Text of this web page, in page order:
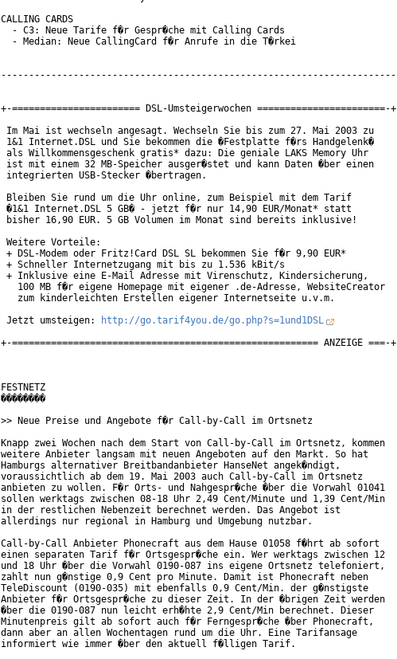
CALLING CARDS
  - C3: Neue Tarife f�r Gespr�che mit Calling Cards
  - Median: Neue CallingCard f�r Anrufe in die T�rkei
-----------------------------------------------------------------------
+-======================= DSL-Umsteigerwochen =======================-+
Im Mai ist wechseln angesagt. Wechseln Sie bis zum 27. Mai 2003 zu
1&1 Internet.DSL und Sie bekommen die �Festplatte f�rs Handgelenk�
als Willkommensgeschenk gratis* dazu: Die geniale LAKS Memory Uhr
ist mit einem 32 MB-Speicher ausger�stet und kann Daten �ber einen
integrierten USB-Stecker �bertragen.
Bleiben Sie rund um die Uhr online, zum Beispiel mit dem Tarif
�1&1 Internet.DSL 5 GB� - jetzt f�r nur 14,90 EUR/Monat* statt
bisher 16,90 EUR. 5 GB Volumen im Monat sind bereits inklusive!
Weitere Vorteile:
+ DSL-Modem oder Fritz!Card DSL SL bekommen Sie f�r 9,90 EUR*
+ Schneller Internetzugang mit bis zu 1.536 kBit/s
+ Inklusive eine E-Mail Adresse mit Virenschutz, Kindersicherung,
   100 MB f�r eigene Homepage mit eigener .de-Adresse, WebsiteCreator
   zum kinderleichten Erstellen eigener Internetseite u.v.m.
Jetzt umsteigen:
http://go.tarif4you.de/go.php?s=1und1DSL
+-======================================================= ANZEIGE ===-+
FESTNETZ
��������
>> Neue Preise und Angebote f�r Call-by-Call im Ortsnetz
Knapp zwei Wochen nach dem Start von Call-by-Call im Ortsnetz, kommen
weitere Anbieter langsam mit neuen Angeboten auf den Markt. So hat
Hamburgs alternativer Breitbandanbieter HanseNet angek�ndigt,
voraussichtlich ab dem 19. Mai 2003 auch Call-by-Call im Ortsnetz
anbieten zu wollen. F�r Orts- und Nahgespr�che �ber die Vorwahl 01041
sollen werktags zwischen 08-18 Uhr 2,49 Cent/Minute und 1,39 Cent/Min
in der restlichen Nebenzeit berechnet werden. Das Angebot ist
allerdings nur regional in Hamburg und Umgebung nutzbar.
Call-by-Call Anbieter Phonecraft aus dem Hause 01058 f�hrt ab sofort
einen separaten Tarif f�r Ortsgespr�che ein. Wer werktags zwischen 12
und 18 Uhr �ber die Vorwahl 0190-087 ins eigene Ortsnetz telefoniert,
zahlt nun g�nstige 0,9 Cent pro Minute. Damit ist Phonecraft neben
TeleDiscount (0190-035) mit ebenfalls 0,9 Cent/Min. der g�nstigste
Anbieter f�r Ortsgespr�che zu dieser Zeit. In der �brigen Zeit werden
�ber die 0190-087 nun leicht erh�hte 2,9 Cent/Min berechnet. Dieser
Minutenpreis gilt ab sofort auch f�r Ferngespr�che �ber Phonecraft,
dann aber an allen Wochentagen rund um die Uhr. Eine Tarifansage
informiert wie immer �ber den aktuell f�lligen Tarif.